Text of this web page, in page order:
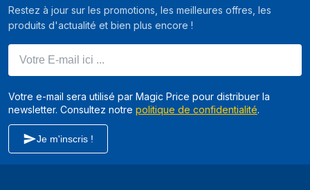
Produits
compatibles
PlayStation 5
Restez à jour sur les promotions, les meilleures offres, les
produits d'actualité et bien plus encore !
Votre e-mail sera utilisé par Magic Price pour distribuer la
newsletter. Consultez notre politique de confidentialité.
Je m'inscris !